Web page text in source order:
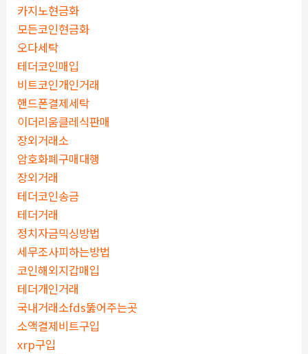
카지노현금화
모든코인현금화
오다세탁
테더코인매입
비트코인개인거래
핸드폰결제세탁
이더리움클레식판매
장외거래소
암호화폐구매대행
장외거래
테더코인송금
테더거래
정치자금믹싱방법
세무조사피하는방법
코인해외지갑매입
테더개인거래
국내거래소fds뚫어주는곳
소액결제비트구입
xrp구입